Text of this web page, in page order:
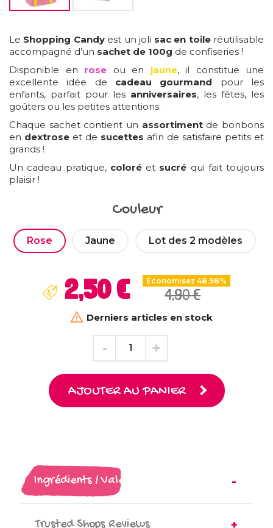
Le Shopping Candyest un joli sac en toileréutilisable
accompagné d’un sachet de 100g de confiseries !
Disponible en rose ou en jaune, il constitue une
excellente idée de cadeau gourmand pour les
enfants, parfait pour les anniversaires, les fêtes, les
goûters ou les petites attentions.
Chaque sachet contient un assortimentde bonbons
en dextrose et de sucettes afin de satisfaire petits et
grands !
Un cadeau pratique, coloréet sucré qui fait toujours
plaisir !
Couleur
Rose Jaune Lot des 2 modèles
2,50 € Économisez 48,98%
4,90 €
 Derniers articles en stock
AJOUTER AU PANIER
Ingrédients / Valeurs nutritionnelles
Trusted Shops Reviews